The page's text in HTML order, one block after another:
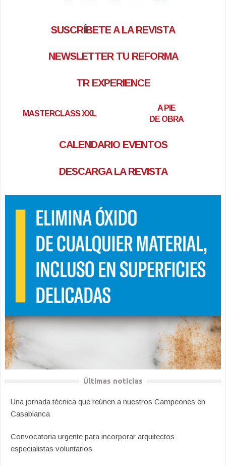
SUSCRÍBETE A LA REVISTA
NEWSLETTER TU REFORMA
TR EXPERIENCE
MASTERCLASS XXL
A PIE
DE OBRA
CALENDARIO EVENTOS
DESCARGA LA REVISTA
Últimas noticias
Una jornada técnica que reúnen a nuestros Campeones en
Casablanca
Convocatoria urgente para incorporar arquitectos
especialistas voluntarios